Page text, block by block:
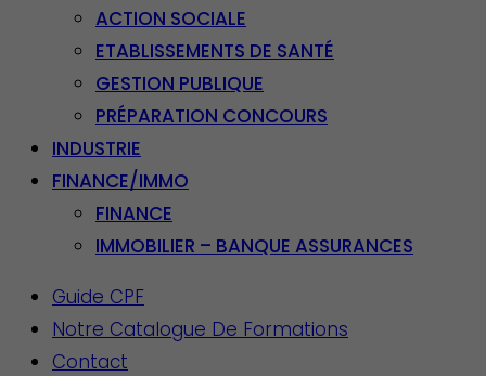
ACTION SOCIALE
ETABLISSEMENTS DE SANTÉ
GESTION PUBLIQUE
PRÉPARATION CONCOURS
INDUSTRIE
FINANCE/IMMO
FINANCE
IMMOBILIER – BANQUE ASSURANCES
Guide CPF
Notre Catalogue De Formations
Contact